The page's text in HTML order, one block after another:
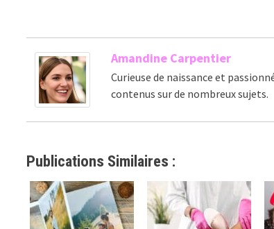
Amandine Carpentier
Curieuse de naissance et
contenus sur de nombreux sujets.
Publications Similaires :